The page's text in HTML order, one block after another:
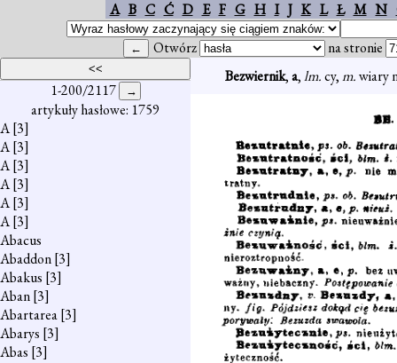
A B C Ć D E F G H I J K L Ł M N
Otwórz na stronie
1-200/2117
artykuły hasłowe: 1759
A[3]
A[3]
A[3]
A[3]
A[3]
A[3]
Abacus
Abaddon[3]
Abakus [3]
Aban[3]
Abartarea[3]
Abarys [3]
Abas [3]
Bezwiernik,a,lm.cy,m.wiary